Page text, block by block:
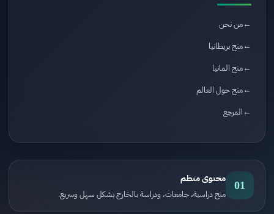
من نحن
منح بريطانيا
منح المانيا
منح حول العالم
المرجع
01 محتوى منظم
منح دراسية، جامعات، ودراسة بالخارج بشكل سهل وسريع.